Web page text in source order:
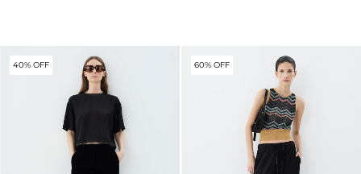
40% OFF 60% OFF